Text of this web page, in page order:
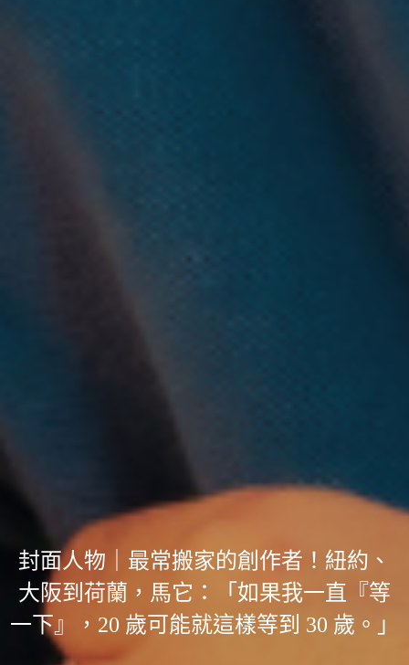
封面人物｜最常搬家的創作者！紐約、
大阪到荷蘭，馬它：「如果我一直『等
一下』，20 歲可能就這樣等到 30 歲。」